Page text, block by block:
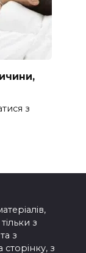
з
з
з
з